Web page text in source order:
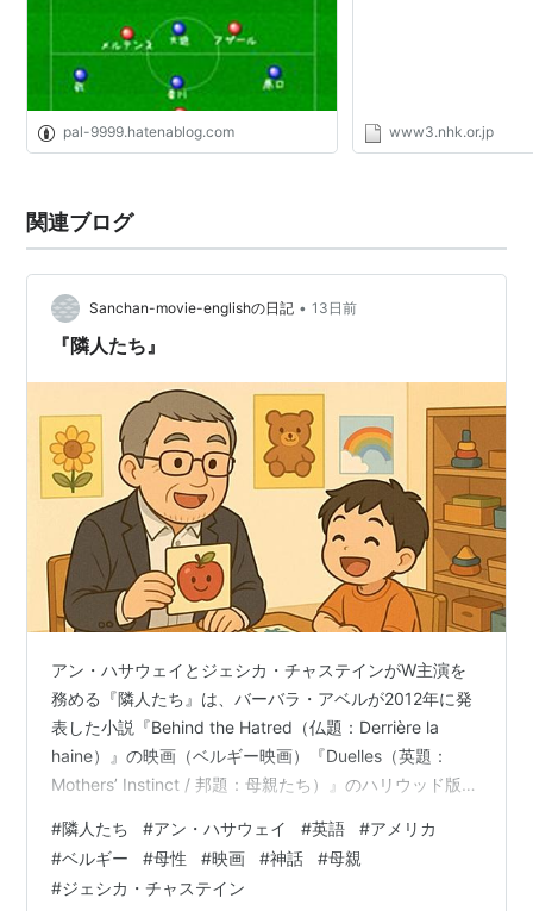
pal-9999.hatenablog.com www3.nhk.or.jp
関連ブログ
Sanchan-movie-englishの日記 • 13日前
『隣人たち』
アン・ハサウェイとジェシカ・チャステインがW主演を
務める『隣人たち』は、バーバラ・アベルが2012年に発
表した小説『Behind the Hatred（仏題：Derrière la
haine）』の映画（ベルギー映画）『Duelles（英題：
Mothers’ Instinct / 邦題：母親たち）』のハリウッド版リ
題も『Mothers’ Instinct 』。 英語のタイトルの意味が
「母親たちの本能」、つまり、「母性本能」がこの作品
の核となる。 「母性という神話」、「完璧な母親像への
#隣人たち #アン・ハサウェイ #英語 #アメリカ
#ベルギー #母性 #映画 #神話 #母親
#ジェシカ・チャステイン